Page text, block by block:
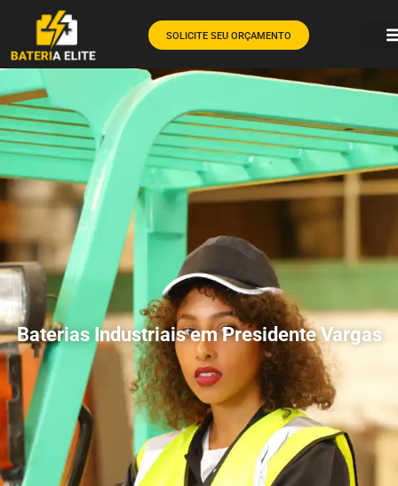
SOLICITE SEU ORÇAMENTO
Baterias Industriais em Presidente Vargas